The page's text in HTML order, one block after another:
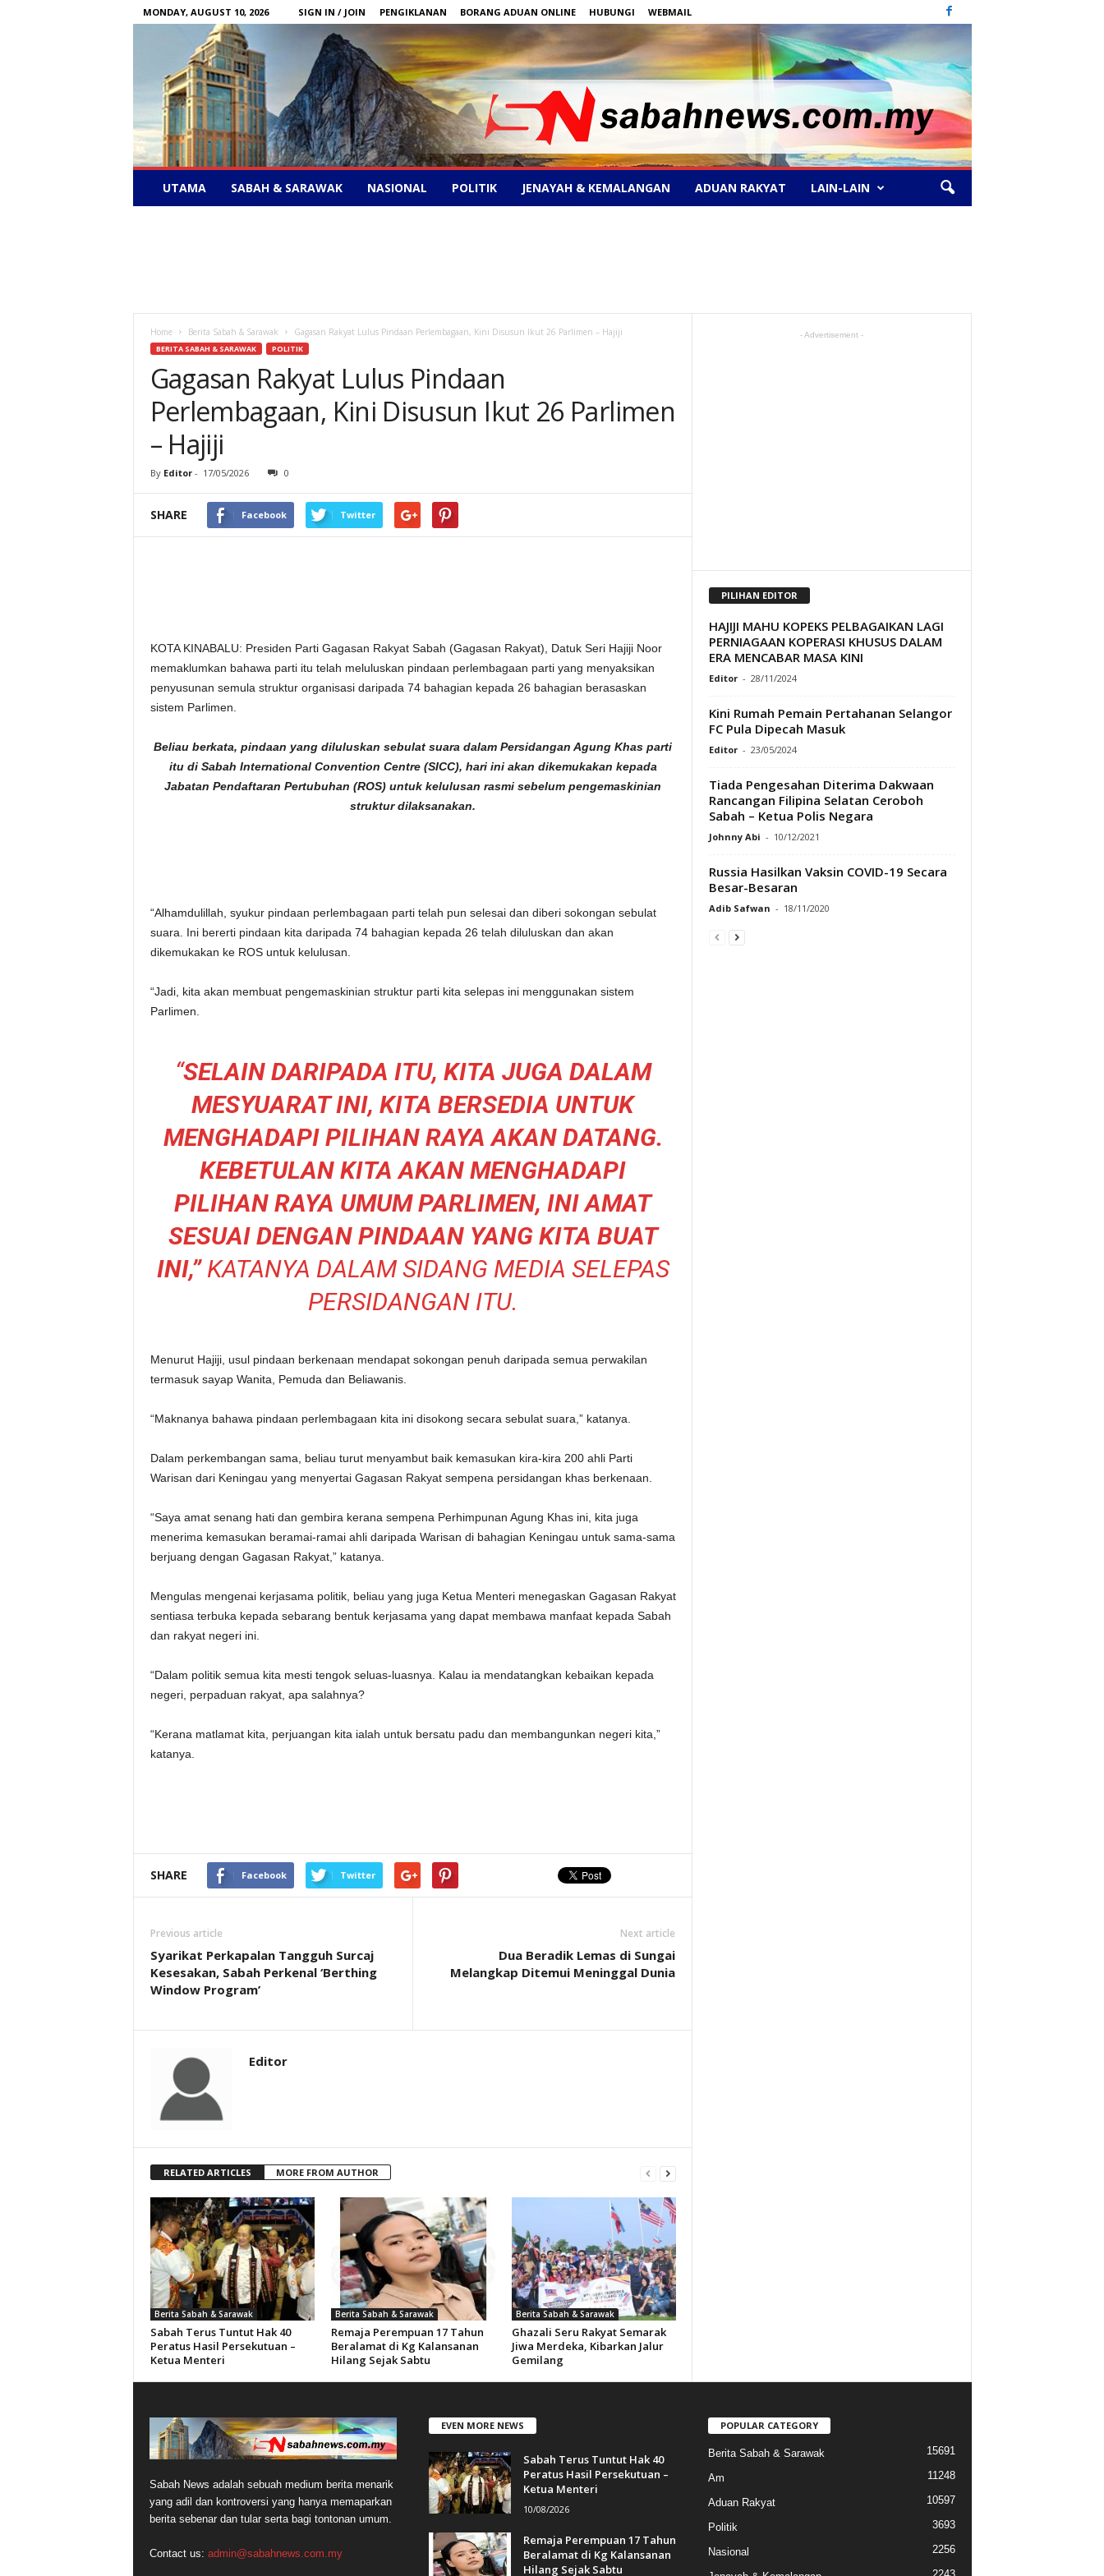
MONDAY, AUGUST 10, 2026 SIGN IN / JOIN PENGIKLANAN BORANG ADUAN ONLINE HUBUNGI WEBMAIL
–
UTAMA SABAH & SARAWAK NASIONAL POLITIK JENAYAH & KEMALANGAN ADUAN RAKYAT LAIN-LAIN
Home Berita Sabah & Sarawak Gagasan Rakyat Lulus Pindaan Perlembagaan, Kini Disusun Ikut 26 Parlimen – Hajiji
BERITA SABAH & SARAWAK POLITIK
Gagasan Rakyat Lulus Pindaan
Perlembagaan, Kini Disusun Ikut 26 Parlimen
– Hajiji
By Editor- 17/05/2026 0
SHARE Facebook Twitter
KOTA KINABALU: Presiden Parti Gagasan Rakyat Sabah (Gagasan Rakyat), Datuk Seri Hajiji Noor
memaklumkan bahawa parti itu telah meluluskan pindaan perlembagaan parti yang menyaksikan
penyusunan semula struktur organisasi daripada 74 bahagian kepada 26 bahagian berasaskan
sistem Parlimen.
Beliau berkata, pindaan yang diluluskan sebulat suara dalam Persidangan Agung Khas parti
itu di Sabah International Convention Centre (SICC), hari ini akan dikemukakan kepada
Jabatan Pendaftaran Pertubuhan (ROS) untuk kelulusan rasmi sebelum pengemaskinian
struktur dilaksanakan.
“Alhamdulillah, syukur pindaan perlembagaan parti telah pun selesai dan diberi sokongan sebulat
suara. Ini bererti pindaan kita daripada 74 bahagian kepada 26 telah diluluskan dan akan
dikemukakan ke ROS untuk kelulusan.
“Jadi, kita akan membuat pengemaskinian struktur parti kita selepas ini menggunakan sistem
Parlimen.
“SELAIN DARIPADA ITU, KITA JUGA DALAM
MESYUARAT INI, KITA BERSEDIA UNTUK
MENGHADAPI PILIHAN RAYA AKAN DATANG.
KEBETULAN KITA AKAN MENGHADAPI
PILIHAN RAYA UMUM PARLIMEN, INI AMAT
SESUAI DENGAN PINDAAN YANG KITA BUAT
INI,”KATANYA DALAM SIDANG MEDIA SELEPAS
PERSIDANGAN ITU.
Menurut Hajiji, usul pindaan berkenaan mendapat sokongan penuh daripada semua perwakilan
termasuk sayap Wanita, Pemuda dan Beliawanis.
“Maknanya bahawa pindaan perlembagaan kita ini disokong secara sebulat suara,” katanya.
Dalam perkembangan sama, beliau turut menyambut baik kemasukan kira-kira 200 ahli Parti
Warisan dari Keningau yang menyertai Gagasan Rakyat sempena persidangan khas berkenaan.
“Saya amat senang hati dan gembira kerana sempena Perhimpunan Agung Khas ini, kita juga
menerima kemasukan beramai-ramai ahli daripada Warisan di bahagian Keningau untuk sama-sama
berjuang dengan Gagasan Rakyat,” katanya.
Mengulas mengenai kerjasama politik, beliau yang juga Ketua Menteri menegaskan Gagasan Rakyat
sentiasa terbuka kepada sebarang bentuk kerjasama yang dapat membawa manfaat kepada Sabah
dan rakyat negeri ini.
“Dalam politik semua kita mesti tengok seluas-luasnya. Kalau ia mendatangkan kebaikan kepada
negeri, perpaduan rakyat, apa salahnya?
“Kerana matlamat kita, perjuangan kita ialah untuk bersatu padu dan membangunkan negeri kita,”
katanya.
SHARE Facebook Twitter
Previous article
Syarikat Perkapalan Tangguh Surcaj
Kesesakan, Sabah Perkenal ‘Berthing
Window Program’
Next article
Dua Beradik Lemas di Sungai
Melangkap Ditemui Meninggal Dunia
Editor
RELATED ARTICLES MORE FROM AUTHOR
Berita Sabah & Sarawak
Sabah Terus Tuntut Hak 40
Peratus Hasil Persekutuan –
Ketua Menteri
Berita Sabah & Sarawak
Remaja Perempuan 17 Tahun
Beralamat di Kg Kalansanan
Hilang Sejak Sabtu
Berita Sabah & Sarawak
Ghazali Seru Rakyat Semarak
Jiwa Merdeka, Kibarkan Jalur
Gemilang
- Advertisement -
PILIHAN EDITOR
HAJIJI MAHU KOPEKS PELBAGAIKAN LAGI
PERNIAGAAN KOPERASI KHUSUS DALAM
ERA MENCABAR MASA KINI
Editor - 28/11/2024
Kini Rumah Pemain Pertahanan Selangor
FC Pula Dipecah Masuk
Editor - 23/05/2024
Tiada Pengesahan Diterima Dakwaan
Rancangan Filipina Selatan Ceroboh
Sabah – Ketua Polis Negara
Johnny Abi - 10/12/2021
Russia Hasilkan Vaksin COVID-19 Secara
Besar-Besaran
Adib Safwan - 18/11/2020
Sabah News adalah sebuah medium berita menarik
yang adil dan kontroversi yang hanya memaparkan
berita sebenar dan tular serta bagi tontonan umum.
Contact us: admin@sabahnews.com.my
EVEN MORE NEWS
Sabah Terus Tuntut Hak 40
Peratus Hasil Persekutuan –
Ketua Menteri
10/08/2026
Remaja Perempuan 17 Tahun
Beralamat di Kg Kalansanan
Hilang Sejak Sabtu
POPULAR CATEGORY
Berita Sabah & Sarawak 15691
Am 11248
Aduan Rakyat 10597
Politik 3693
Nasional 2256